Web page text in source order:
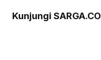
Kunjungi SARGA.CO